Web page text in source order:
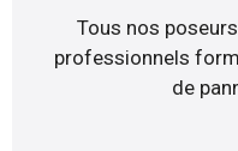
Tous nos
professionnels
de